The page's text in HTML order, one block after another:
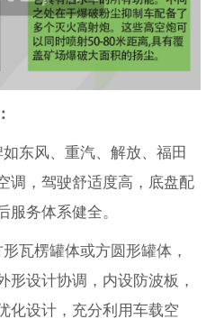
东风、重汽、解放、福田
调，驾驶舒适度高，底盘配
服务体系健全。
瓦楞罐体或方圆形罐体，
形设计协调，内设防波板，
化设计，充分利用车载空